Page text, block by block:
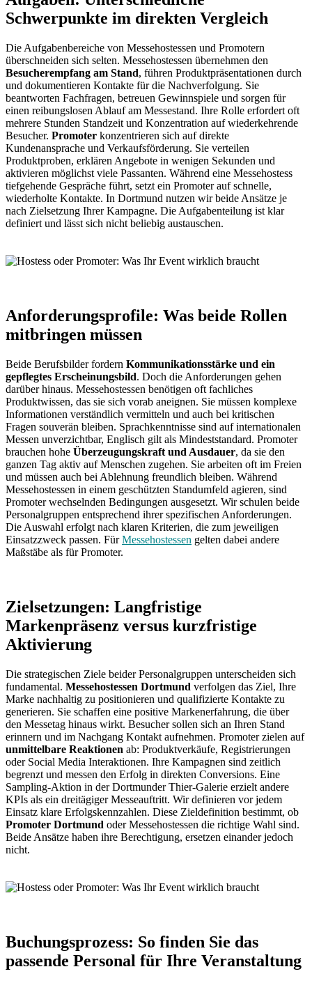
Schwerpunkte im direkten Vergleich
Die Aufgabenbereiche von Messehostessen und Promotern
überschneiden sich selten. Messehostessen übernehmen den
Besucherempfang am Stand, führen Produktpräsentationen durch
und dokumentieren Kontakte für die Nachverfolgung. Sie
beantworten Fachfragen, betreuen Gewinnspiele und sorgen für
einen reibungslosen Ablauf am Messestand. Ihre Rolle erfordert oft
mehrere Stunden Standzeit und Konzentration auf wiederkehrende
Besucher. Promoter konzentrieren sich auf direkte
Kundenansprache und Verkaufsförderung. Sie verteilen
Produktproben, erklären Angebote in wenigen Sekunden und
aktivieren möglichst viele Passanten. Während eine Messehostess
tiefgehende Gespräche führt, setzt ein Promoter auf schnelle,
wiederholte Kontakte. In Dortmund nutzen wir beide Ansätze je
nach Zielsetzung Ihrer Kampagne. Die Aufgabenteilung ist klar
definiert und lässt sich nicht beliebig austauschen.
Anforderungsprofile: Was beide Rollen
mitbringen müssen
Beide Berufsbilder fordern Kommunikationsstärke und ein
gepflegtes Erscheinungsbild. Doch die Anforderungen gehen
darüber hinaus. Messehostessen benötigen oft fachliches
Produktwissen, das sie sich vorab aneignen. Sie müssen komplexe
Informationen verständlich vermitteln und auch bei kritischen
Fragen souverän bleiben. Sprachkenntnisse sind auf internationalen
Messen unverzichtbar, Englisch gilt als Mindeststandard. Promoter
brauchen hohe Überzeugungskraft und Ausdauer, da sie den
ganzen Tag aktiv auf Menschen zugehen. Sie arbeiten oft im Freien
und müssen auch bei Ablehnung freundlich bleiben. Während
Messehostessen in einem geschützten Standumfeld agieren, sind
Promoter wechselnden Bedingungen ausgesetzt. Wir schulen beide
Personalgruppen entsprechend ihrer spezifischen Anforderungen.
Die Auswahl erfolgt nach klaren Kriterien, die zum jeweiligen
Einsatzzweck passen. FürMessehostessen gelten dabei andere
Maßstäbe als für Promoter.
Zielsetzungen: Langfristige
Markenpräsenz versus kurzfristige
Aktivierung
Die strategischen Ziele beider Personalgruppen unterscheiden sich
fundamental. Messehostessen Dortmund verfolgen das Ziel, Ihre
Marke nachhaltig zu positionieren und qualifizierte Kontakte zu
generieren. Sie schaffen eine positive Markenerfahrung, die über
den Messetag hinaus wirkt. Besucher sollen sich an Ihren Stand
erinnern und im Nachgang Kontakt aufnehmen. Promoter zielen auf
unmittelbare Reaktionen ab: Produktverkäufe, Registrierungen
oder Social Media Interaktionen. Ihre Kampagnen sind zeitlich
begrenzt und messen den Erfolg in direkten Conversions. Eine
Sampling-Aktion in der Dortmunder Thier-Galerie erzielt andere
KPIs als ein dreitägiger Messeauftritt. Wir definieren vor jedem
Einsatz klare Erfolgskennzahlen. Diese Zieldefinition bestimmt, ob
Promoter Dortmund oder Messehostessen die richtige Wahl sind.
Beide Ansätze haben ihre Berechtigung, ersetzen einander jedoch
nicht.
Buchungsprozess: So finden Sie das
passende Personal für Ihre Veranstaltung